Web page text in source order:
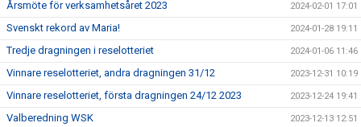
Årsmöte för verksamhetsåret 2023 2024-02-01 17:01
Svenskt rekord av Maria! 2024-01-28 19:11
Tredje dragningen i reselotteriet 2024-01-06 11:46
Vinnare reselotteriet, andra dragningen 31/12 2023-12-31 10:19
Vinnare reselotteriet, första dragningen 24/12 2023 2023-12-24 19:41
Valberedning WSK 2023-12-13 12:51